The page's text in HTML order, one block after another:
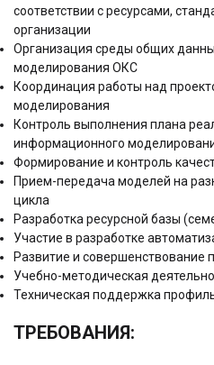
соответствии с ресурсами,
организации
Организация среды общих
моделирования ОКС
Координация работы над
моделирования
Контроль выполнения плана
информационного
Формирование и контроль
Прием-передача моделей на
цикла
Разработка ресурсной базы
Участие в разработке
Развитие и совершенствование
Учебно-методическая
Техническая поддержка
ТРЕБОВАНИЯ: